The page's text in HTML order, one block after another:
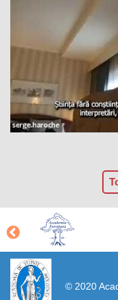
© 2020
https://propletenie.ru/